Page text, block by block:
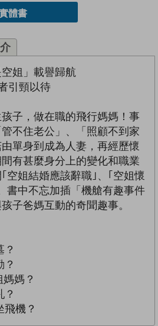
體書
姐」載譽歸航
引頸以待
子，做在職的飛行媽媽！事
不住老公」、「照顧不到家
單身到成為人妻，再經歷懷
有甚麼身分上的變化和職業
空姐結婚應該辭職｣、｢空姐懷
書中不忘加插「機艙有趣事件
子爸媽互動的奇聞趣事。
媽？
機？